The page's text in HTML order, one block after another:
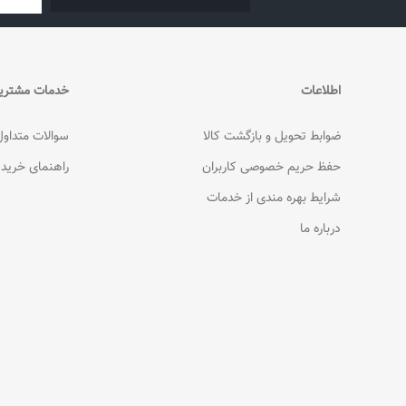
اطلاعات
ضوابط تحویل و بازگشت کالا
حفظ حریم خصوصی کاربران
شرایط بهره مندی از خدمات
درباره ما
خدمات
سوالات
راهنمای خرید